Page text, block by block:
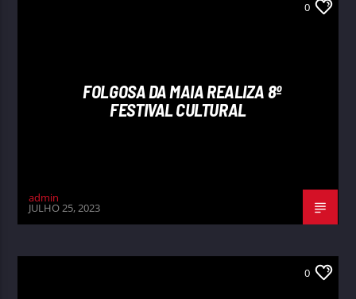
0
FOLGOSA DA MAIA REALIZA 8º
FESTIVAL CULTURAL
admin
JULHO 25, 2023
0